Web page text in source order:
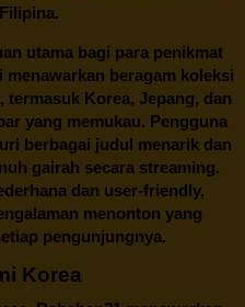
utama bagi para penikmat
beragam koleksi
Korea, Jepang, dan
yang memukau. Pengguna
berbagai judul menarik dan
gairah secara streaming.
dan user-friendly,
menonton yang
pengunjungnya.
Korea